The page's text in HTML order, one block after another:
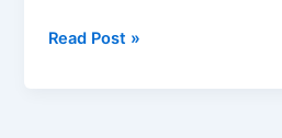
QUESTÕES
Read Post »